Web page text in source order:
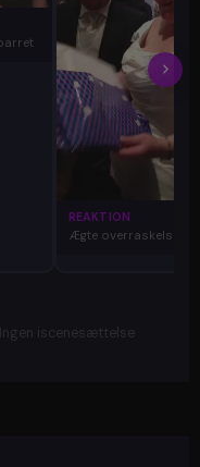
REAKTION
Ægte overraskelse
iscenesættelse